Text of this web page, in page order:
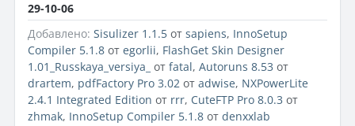
29-10-06
Добавлено: Sisulizer 1.1.5 от sapiens, InnoSetup
Compiler 5.1.8 от egorlii, FlashGet Skin Designer
1.01_Russkaya_versiya_ от fatal, Autoruns 8.53 от
drartem, pdfFactory Pro 3.02 от adwise, NXPowerLite
2.4.1 Integrated Edition от rrr, CuteFTP Pro 8.0.3 от
zhmak, InnoSetup Compiler 5.1.8 от denxxlab